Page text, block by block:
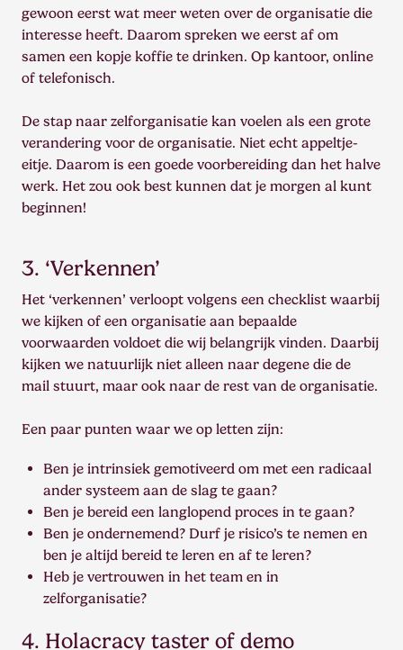
gewoon eerst wat meer weten over de organisatie die
interesse heeft. Daarom spreken we eerst af om
samen een kopje koffie te drinken. Op kantoor, online
of telefonisch.
De stap naar zelforganisatie kan voelen als een grote
verandering voor de organisatie. Niet echt appeltje-
eitje. Daarom is een goede voorbereiding dan het halve
werk. Het zou ook best kunnen dat je morgen al kunt
beginnen!
3. ‘Verkennen’
Het ‘verkennen’ verloopt volgens een checklist waarbij
we kijken of een organisatie aan bepaalde
voorwaarden voldoet die wij belangrijk vinden. Daarbij
kijken we natuurlijk niet alleen naar degene die de
mail stuurt, maar ook naar de rest van de organisatie.
Een paar punten waar we op letten zijn:
Ben je intrinsiek gemotiveerd om met een radicaal
ander systeem aan de slag te gaan?
Ben je bereid een langlopend proces in te gaan?
Ben je ondernemend? Durf je risico’s te nemen en
ben je altijd bereid te leren en af te leren?
Heb je vertrouwen in het team en in
zelforganisatie?
4. Holacracy taster of demo